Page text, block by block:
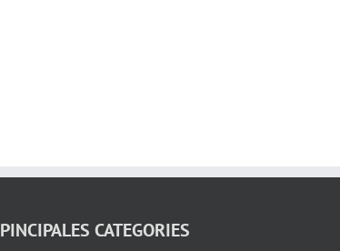
PINCIPALES CATEGORIES